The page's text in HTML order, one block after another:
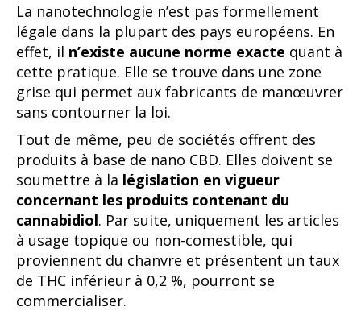
La nanotechnologie n’est pas formellement
légale dans la plupart des pays européens. En
effet, il n’existe aucune norme exacte quant à
cette pratique. Elle se trouve dans une zone
grise qui permet aux fabricants de manœuvrer
sans contourner la loi.
Tout de même, peu de sociétés offrent des
produits à base de nano CBD. Elles doivent se
soumettre à la législation en vigueur
concernant les produits contenant du
cannabidiol. Par suite, uniquement les articles
à usage topique ou non-comestible, qui
proviennent du chanvre et présentent un taux
de THC inférieur à 0,2 %, pourront se
commercialiser.